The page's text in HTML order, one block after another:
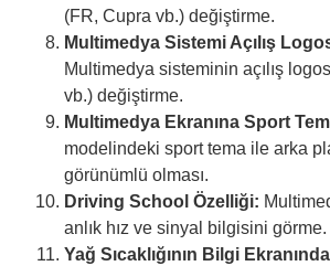
(FR, Cupra vb.) değiştirme.
Multimedya Sistemi Açılış
Multimedya sisteminin açılış
vb.) değiştirme.
Multimedya Ekranına Sport
modelindeki sport tema ile arka
görünümlü olması.
Driving School Özelliği:
anlık hız ve sinyal bilgisini görme.
Yağ Sıcaklığının Bilgi